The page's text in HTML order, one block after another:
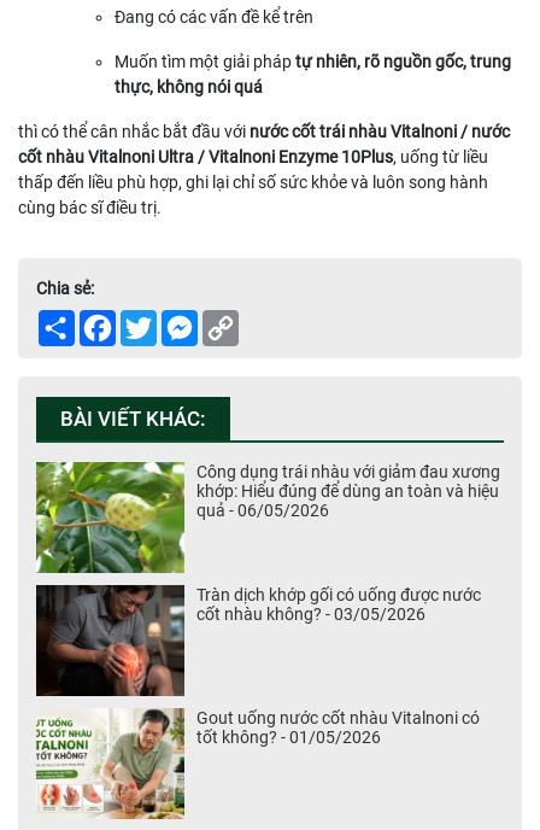
Đang có các vấn đề kể trên
Muốn tìm một giải pháptự nhiên, rõ nguồn gốc, trung
thực, không nói quá
thì có thể cân nhắc bắt đầu với nước cốt trái nhàu Vitalnoni / nước
cốt nhàu Vitalnoni Ultra / Vitalnoni Enzyme 10Plus, uống từ liều
thấp đến liều phù hợp, ghi lại chỉ số sức khỏe và luôn song hành
cùng bác sĩ điều trị.
Chia sẻ:
Share Facebook
TwitterMessenger
BÀI VIẾT KHÁC:
Công dụng trái nhàu với giảm đau xương
khớp: Hiểu đúng để dùng an toàn và hiệu
quả - 06/05/2026
Tràn dịch khớp gối có uống được nước
cốt nhàu không? - 03/05/2026
Gout uống nước cốt nhàu Vitalnoni có
tốt không? - 01/05/2026